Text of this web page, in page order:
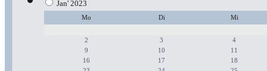
Jan' 2023
Mo Di Mi
2 3
4
9
10
11
16
17
18